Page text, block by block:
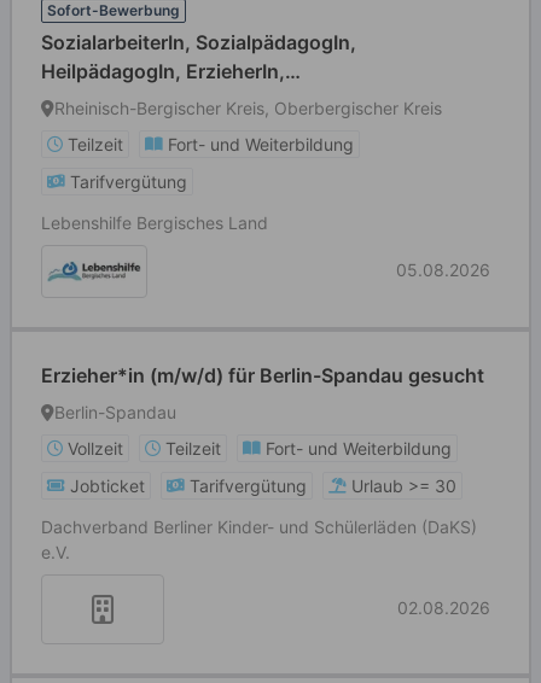
Sofort-Bewerbung
SozialarbeiterIn, SozialpädagogIn,
HeilpädagogIn, ErzieherIn,
HeilerziehungspflegerIn, examinierte
Teilzeit
Rheinisch-Bergischer Kreis, Oberbergischer Kreis
Teilzeit
Fort- und Weiterbildung
Tarifvergütung
Lebenshilfe Bergisches Land
05.08.2026
Erzieher*in (m/w/d) für Berlin-Spandau gesucht
Berlin-Spandau
Vollzeit
Teilzeit
Fort- und Weiterbildung
Jobticket
Tarifvergütung
Urlaub >= 30
Dachverband Berliner Kinder- und Schülerläden (DaKS)
e.V.
02.08.2026